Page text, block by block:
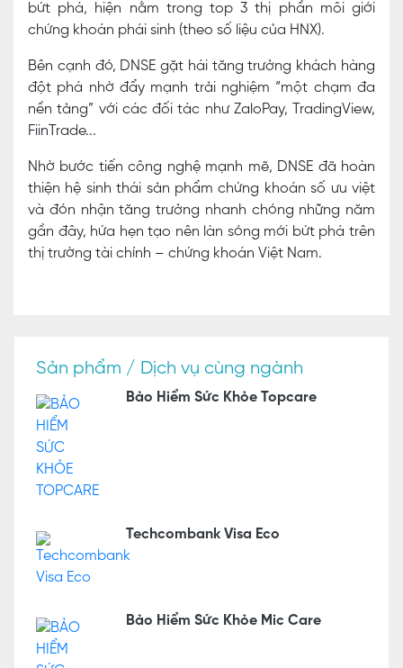
bứt phá, hiện nằm trong top 3 thị phần môi giới
chứng khoán phái sinh (theo số liệu của HNX).
Bên cạnh đó, DNSE gặt hái tăng trưởng khách hàng
đột phá nhờ đẩy mạnh trải nghiệm “một chạm đa
nền tảng” với các đối tác như ZaloPay, TradingView,
FiinTrade...
Nhờ bước tiến công nghệ mạnh mẽ, DNSE đã hoàn
thiện hệ sinh thái sản phẩm chứng khoán số ưu việt
và đón nhận tăng trưởng nhanh chóng những năm
gần đây, hứa hẹn tạo nên làn sóng mới bứt phá trên
thị trường tài chính – chứng khoán Việt Nam.
Sản phẩm / Dịch vụ cùng ngành
Bảo Hiểm Sức Khỏe Topcare
Techcombank Visa Eco
Bảo Hiểm Sức Khỏe Mic Care